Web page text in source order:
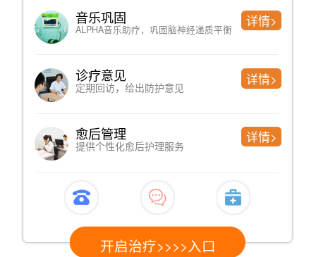
中药熏蒸
直达病灶、绿色纯天然
中医理疗
调节神经系统功能，提高免疫功能
中医针灸
疏通经络 调节阴阳
开启治疗>>>>入口